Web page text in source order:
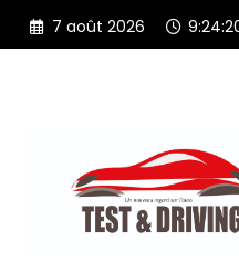
Aller
7 août 2026